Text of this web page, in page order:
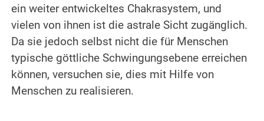
ein weiter entwickeltes Chakrasystem, und
vielen von ihnen ist die astrale Sicht zugänglich.
Da sie jedoch selbst nicht die für Menschen
typische göttliche Schwingungsebene erreichen
können, versuchen sie, dies mit Hilfe von
Menschen zu realisieren.